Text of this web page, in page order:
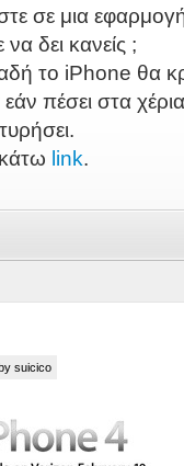
σε μια
δει κανείς ;
το iPhone θα
πέσει στα
link.
by suicico